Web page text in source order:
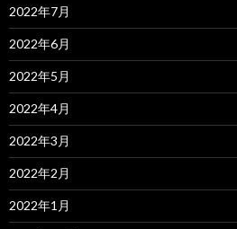
2022年7月
2022年6月
2022年5月
2022年4月
2022年3月
2022年2月
2022年1月